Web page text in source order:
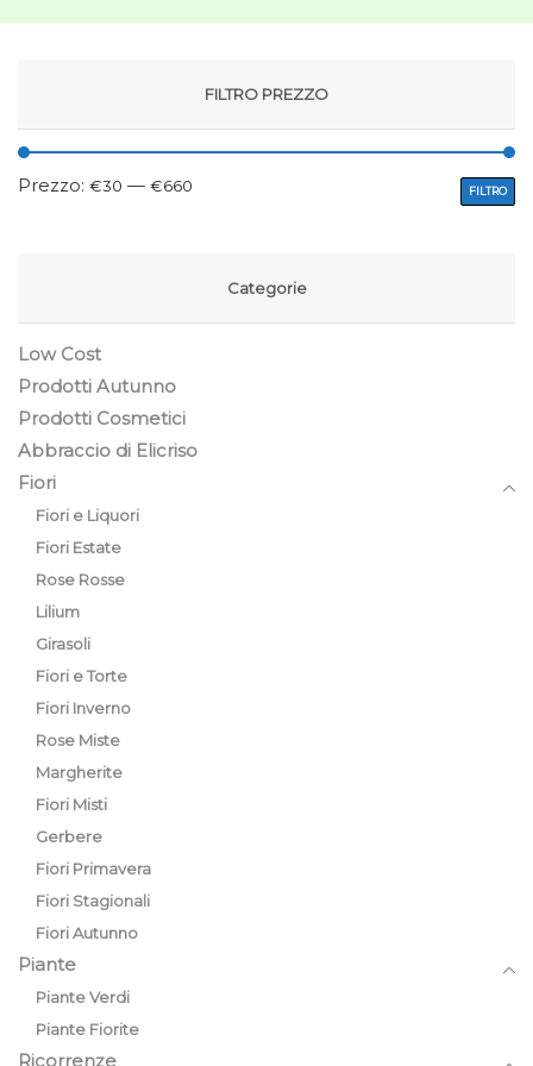
FILTRO PREZZO
FILTRO
Prezzo: €30 — €660
Categorie
Low Cost
Prodotti Autunno
Prodotti Cosmetici
Abbraccio di Elicriso
Fiori
Fiori e Liquori
Fiori Estate
Rose Rosse
Lilium
Girasoli
Fiori e Torte
Fiori Inverno
Rose Miste
Margherite
Fiori Misti
Gerbere
Fiori Primavera
Fiori Stagionali
Fiori Autunno
Piante
Piante Verdi
Piante Fiorite
Ricorrenze